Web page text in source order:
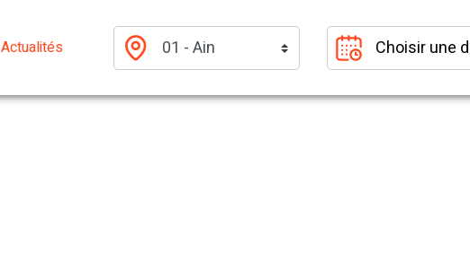
Actualités